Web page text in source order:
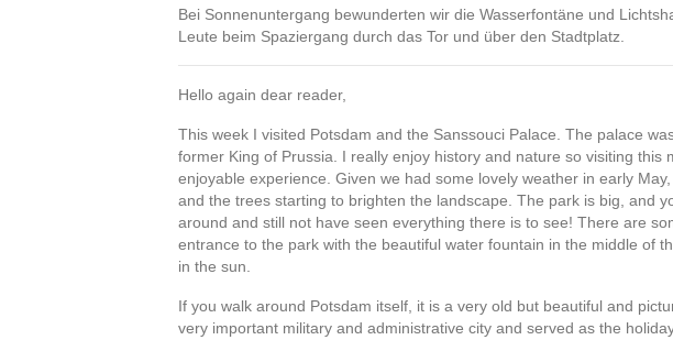
Bei Sonnenuntergang bewunderten wir die Wasserfontäne und
Leute beim Spaziergang durch das Tor und über den Stadtplatz.
Hello again dear reader,
This week I visited Potsdam and the Sanssouci Palace. The palace
former King of Prussia. I really enjoy history and nature so visiting this
enjoyable experience. Given we had some lovely weather in early
and the trees starting to brighten the landscape. The park is big, and
around and still not have seen everything there is to see! There are
entrance to the park with the beautiful water fountain in the middle of
in the sun.
If you walk around Potsdam itself, it is a very old but beautiful and
very important military and administrative city and served as the